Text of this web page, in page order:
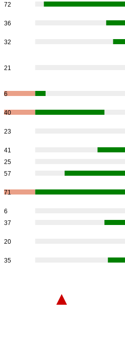
72
36
32
21
6
40
23
41
25
57
71
6
37
20
35
▲